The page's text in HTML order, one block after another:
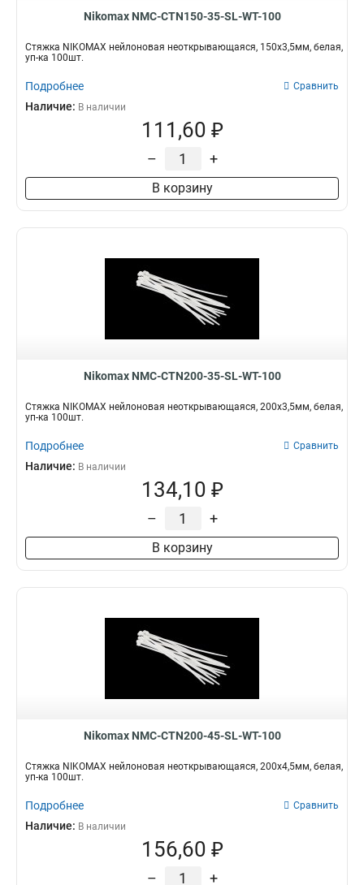
Nikomax NMC-CTN150-35-SL-WT-100
Стяжка NIKOMAX нейлоновая неоткрывающаяся, 150х3,5мм, белая,
уп-ка 100шт.
Подробнее Сравнить
Наличие: В наличии
111,60 ₽
– +
В корзину
Nikomax NMC-CTN200-35-SL-WT-100
Стяжка NIKOMAX нейлоновая неоткрывающаяся, 200х3,5мм, белая,
уп-ка 100шт.
Подробнее Сравнить
Наличие: В наличии
134,10 ₽
– +
В корзину
Nikomax NMC-CTN200-45-SL-WT-100
Стяжка NIKOMAX нейлоновая неоткрывающаяся, 200х4,5мм, белая,
уп-ка 100шт.
Подробнее Сравнить
Наличие: В наличии
156,60 ₽
– +